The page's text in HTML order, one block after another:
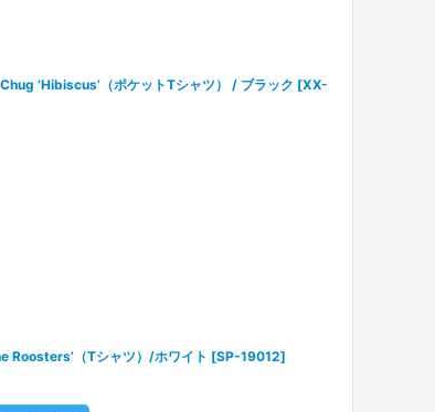
‘Hibiscus’（ポケットTシャツ） / ブラック [XX-
Roosters’（Tシャツ）/ホワイト [SP-19012]